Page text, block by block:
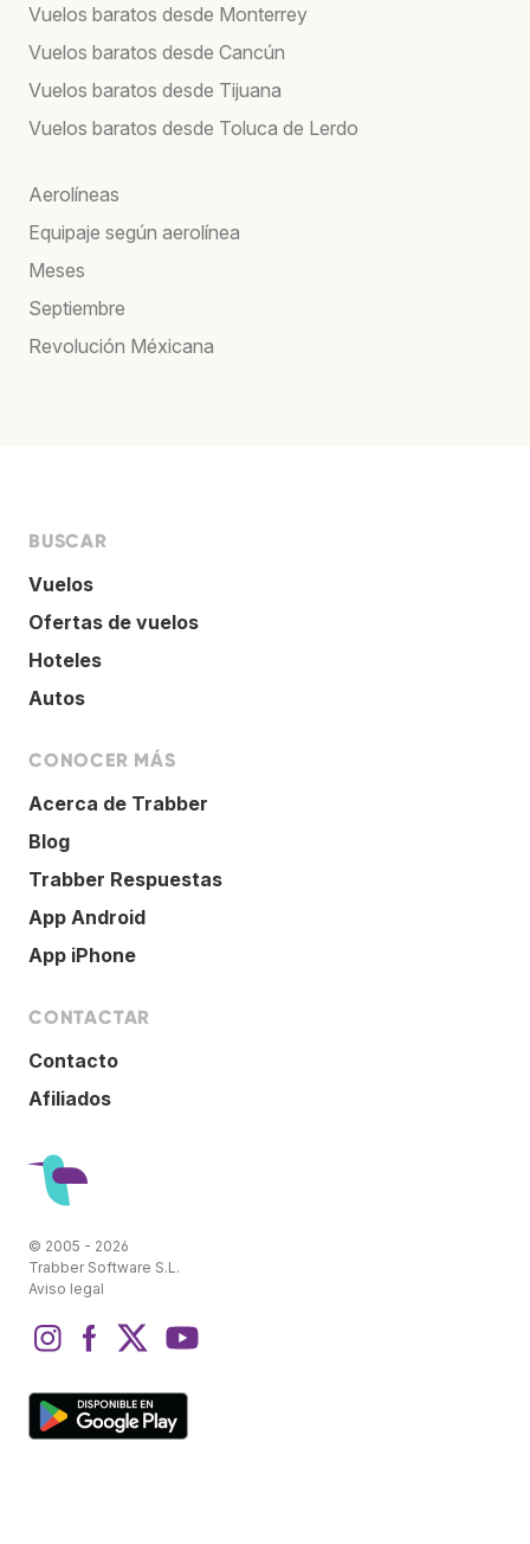
Vuelos baratos desde Monterrey
Vuelos baratos desde Cancún
Vuelos baratos desde Tijuana
Vuelos baratos desde Toluca de Lerdo
Aerolíneas
Equipaje según aerolínea
Meses
Septiembre
Revolución Méxicana
BUSCAR
Vuelos
Ofertas de vuelos
Hoteles
Autos
CONOCER MÁS
Acerca de Trabber
Blog
Trabber Respuestas
App Android
App iPhone
CONTACTAR
Contacto
Afiliados
© 2005 - 2026
Trabber Software S.L.
Aviso legal